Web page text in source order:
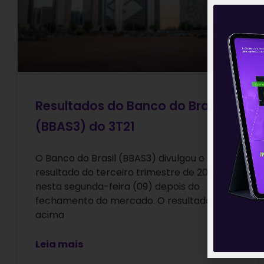
Resultados do Banco do Brasil
(BBAS3) do 3T21
O Banco do Brasil (BBAS3) divulgou o
resultado do terceiro trimestre de 2021
nesta segunda-feira (09) depois do
fechamento do mercado. O resultado foi
acima
Leia mais